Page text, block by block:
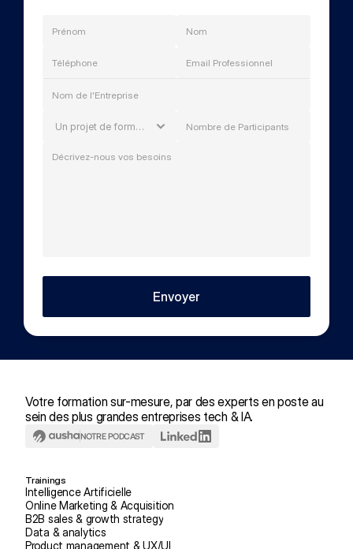
Votre formation sur-mesure, par des experts en poste au
sein des plus grandes entreprises tech & IA.
NOTRE PODCAST
Trainings
Intelligence Artificielle
Online Marketing & Acquisition
B2B sales & growth strategy
Data & analytics
Product management & UX/UI
Envoyer